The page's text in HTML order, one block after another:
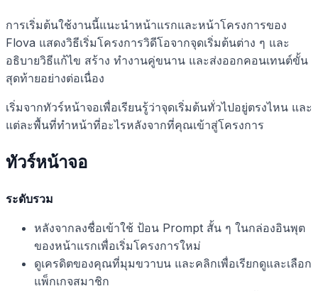
การเริ่มต้นใช้งานนี้แนะนำหน้าแรกและหน้าโครงการของ
Flova แสดงวิธีเริ่มโครงการวิดีโอจากจุดเริ่มต้นต่าง ๆ และ
อธิบายวิธีแก้ไข สร้าง ทำงานคู่ขนาน และส่งออกคอนเทนต์ขั้น
สุดท้ายอย่างต่อเนื่อง
เริ่มจากทัวร์หน้าจอเพื่อเรียนรู้ว่าจุดเริ่มต้นทั่วไปอยู่ตรงไหน และ
แต่ละพื้นที่ทำหน้าที่อะไรหลังจากที่คุณเข้าสู่โครงการ
ทัวร์หน้าจอ
ระดับรวม
หลังจากลงชื่อเข้าใช้ ป้อน Prompt สั้น ๆ ในกล่องอินพุต
ของหน้าแรกเพื่อเริ่มโครงการใหม่
ดูเครดิตของคุณที่มุมขวาบน และคลิกเพื่อเรียกดูและเลือก
แพ็กเกจสมาชิก